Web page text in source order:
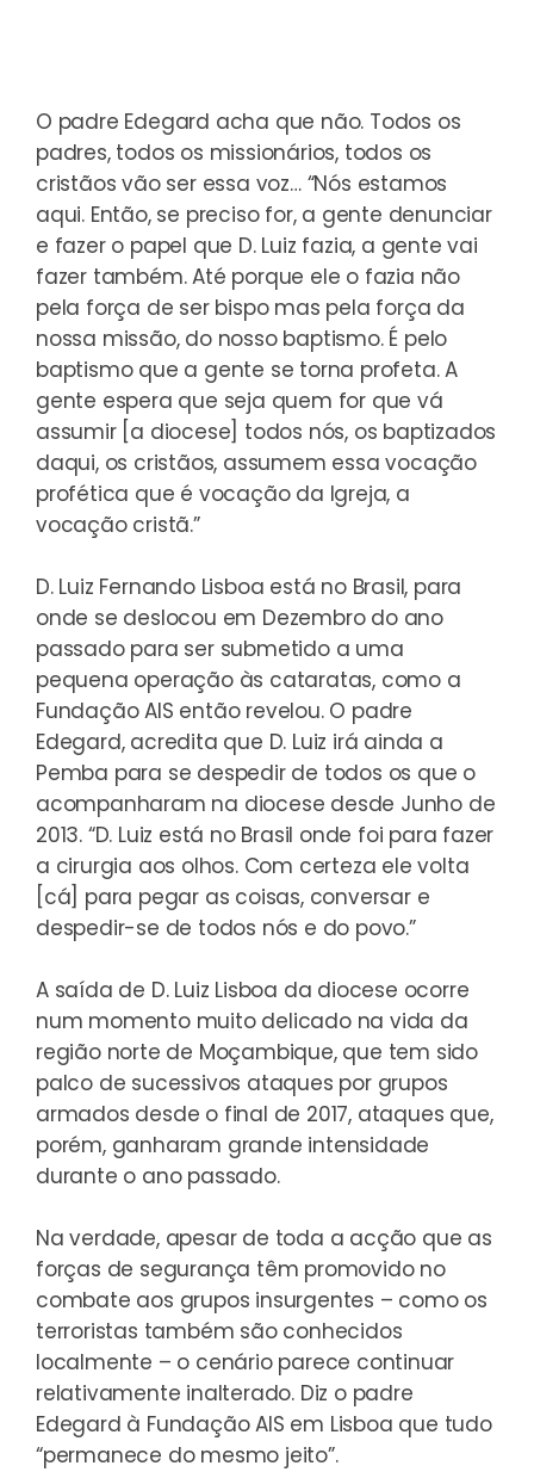
O padre Edegard acha que não. Todos os
padres, todos os missionários, todos os
cristãos vão ser essa voz… “Nós estamos
aqui. Então, se preciso for, a gente denunciar
e fazer o papel que D. Luiz fazia, a gente vai
fazer também. Até porque ele o fazia não
pela força de ser bispo mas pela força da
nossa missão, do nosso baptismo. É pelo
baptismo que a gente se torna profeta. A
gente espera que seja quem for que vá
assumir [a diocese] todos nós, os baptizados
daqui, os cristãos, assumem essa vocação
profética que é vocação da Igreja, a
vocação cristã.”
D. Luiz Fernando Lisboa está no Brasil, para
onde se deslocou em Dezembro do ano
passado para ser submetido a uma
pequena operação às cataratas, como a
Fundação AIS então revelou. O padre
Edegard, acredita que D. Luiz irá ainda a
Pemba para se despedir de todos os que o
acompanharam na diocese desde Junho de
2013. “D. Luiz está no Brasil onde foi para fazer
a cirurgia aos olhos. Com certeza ele volta
[cá] para pegar as coisas, conversar e
despedir-se de todos nós e do povo.”
A saída de D. Luiz Lisboa da diocese ocorre
num momento muito delicado na vida da
região norte de Moçambique, que tem sido
palco de sucessivos ataques por grupos
armados desde o final de 2017, ataques que,
porém, ganharam grande intensidade
durante o ano passado.
Na verdade, apesar de toda a acção que as
forças de segurança têm promovido no
combate aos grupos insurgentes – como os
terroristas também são conhecidos
localmente – o cenário parece continuar
relativamente inalterado. Diz o padre
Edegard à Fundação AIS em Lisboa que tudo
“permanece do mesmo jeito”.